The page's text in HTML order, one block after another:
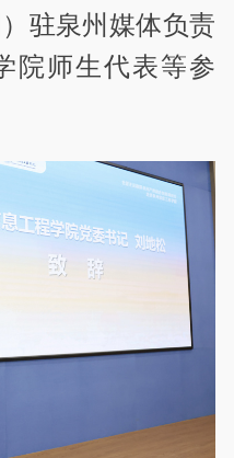
驻泉州媒体负责
院师生代表等参